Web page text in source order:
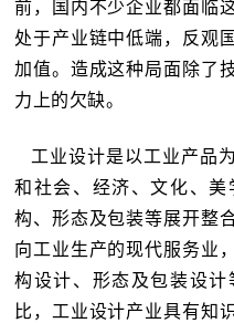
前，国内不少企业都面临
处于产业链中低端，反观
加值。 造成这种局面除了
力上的欠缺。
工业设计是以工业产品
和社会、经济、文化、
构、形态及包装等展开整
向工业生产的现代服务业
构设计、形态及包装设计
比，工业设计产业具有知